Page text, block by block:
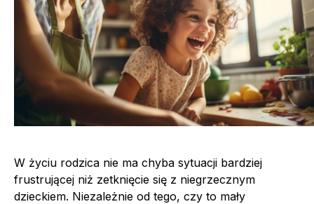
W życiu rodzica nie ma chyba sytuacji bardziej
frustrującej niż zetknięcie się z niegrzecznym
dzieckiem. Niezależnie od tego, czy to mały